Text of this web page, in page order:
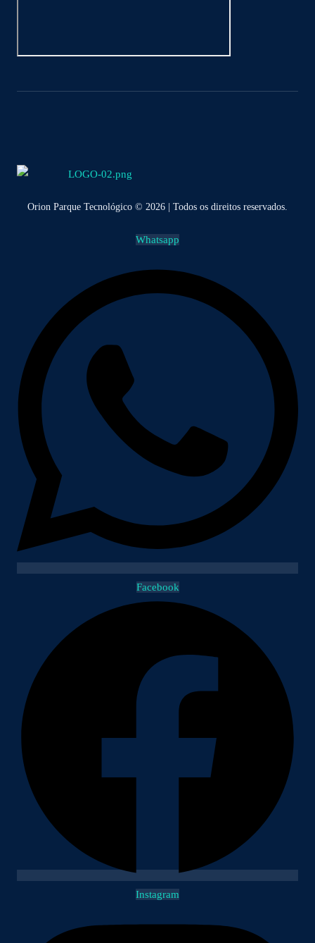
Orion Parque Tecnológico © 2026 | Todos os direitos reservados.
Whatsapp
Facebook
Instagram